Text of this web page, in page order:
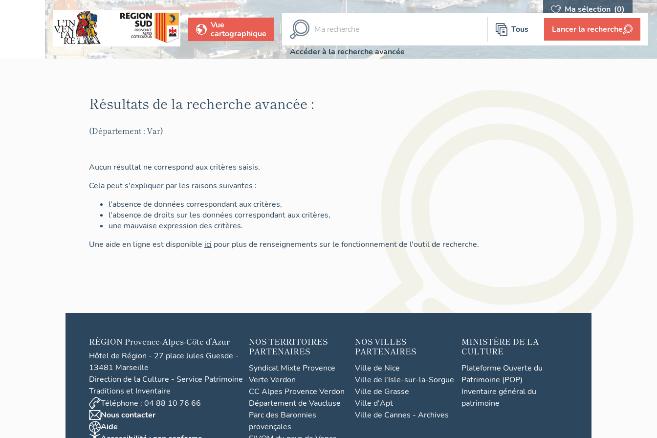
Ma sélection (0)
Vue
cartographique
Tous Lancer la recherche
Accéder à la recherche avancée
Résultats de la recherche avancée :
(Département : Var)
Aucun résultat ne correspond aux critères saisis.
Cela peut s'expliquer par les raisons suivantes :
l'absence de données correspondant aux critères,
l'absence de droits sur les données correspondant aux critères,
une mauvaise expression des critères.
Une aide en ligne est disponible ici pour plus de renseignements sur le fonctionnement de l'outil de recherche.
RÉGION Provence-Alpes-Côte d'Azur
Hôtel de Région - 27 place Jules Guesde -
13481 Marseille
Direction de la Culture - Service Patrimoine
Traditions et Inventaire
Téléphone : 04 88 10 76 66
Nous contacter
Aide
NOS TERRITOIRES
PARTENAIRES
Syndicat Mixte Provence
Verte Verdon
CC Alpes Provence Verdon
Département de Vaucluse
Parc des Baronnies
provençales
NOS VILLES
PARTENAIRES
Ville de Nice
Ville de l'Isle-sur-la-Sorgue
Ville de Grasse
Ville d'Apt
Ville de Cannes - Archives
MINISTÈRE DE LA
CULTURE
Plateforme Ouverte du
Patrimoine (POP)
Inventaire général du
patrimoine